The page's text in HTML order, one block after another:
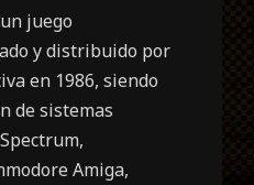
juego
y distribuido por
en 1986, siendo
de sistemas
Amiga,